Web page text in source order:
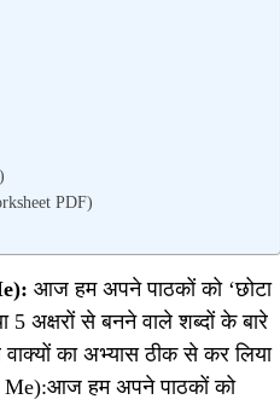
PDF)
आज हम अपने पाठकों को ‘छोटा
5 अक्षरों से बनने वाले शब्दों के बारे
का अभ्यास ठीक से कर लिया
Me):आज हम अपने पाठकों को